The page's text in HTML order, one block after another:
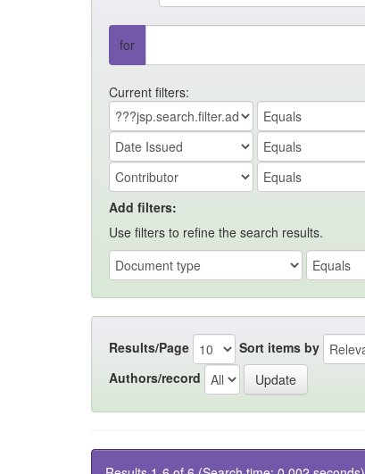
for
Current filters:
Add filters:
Use filters to refine the search results.
Results/Page Sort items by
Authors/record